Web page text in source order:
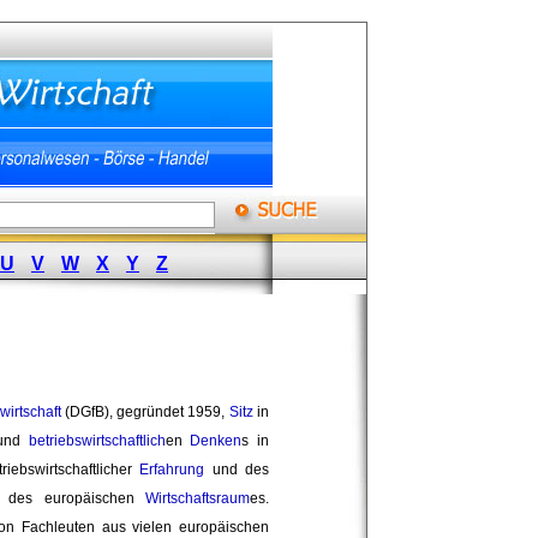
U V W X Y Z
(DGfB), gegründet 1959, Sitzin
betriebswirtschaftlichen Denkens in
Erfahrung und des
des europäischenWirtschaftsraumes.
Fachleuten aus vielen europäischen